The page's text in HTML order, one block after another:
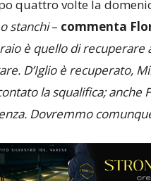
quattro volte la
stanchi– commenta
è quello di recuperare
D’Iglio è recuperato,
la squalifica; anche
Dovremmo